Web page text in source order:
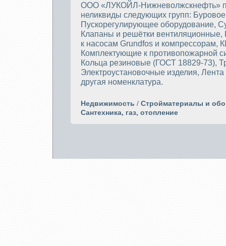
ООО «ЛУКОЙЛ-Нижневолжскнефть»
неликвиды следующих групп:
Пускорегулирующее оборудование,
Клапаны и решётки вентиляционные,
к насосам Grundfos и компрессорам,
Комплектующие к противопожарной
Кольца резиновые (ГОСТ 18829-73),
Электроустановочные изделия, Лента
другая номенклатура.
Недвижимость / Стройматериалы и
Сантехника, газ, отопление